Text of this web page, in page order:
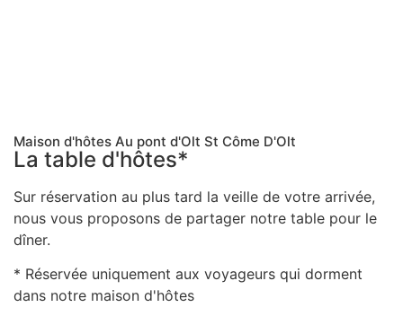
Maison d'hôtes Au pont d'Olt St Côme D'Olt​
La table d'hôtes*
Sur réservation au plus tard la veille de votre arrivée,
nous vous proposons de partager notre table pour le
dîner.
* Réservée uniquement aux voyageurs qui dorment
dans notre maison d'hôtes